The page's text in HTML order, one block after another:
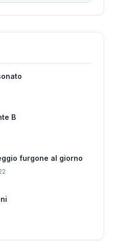
B
furgone al giorno